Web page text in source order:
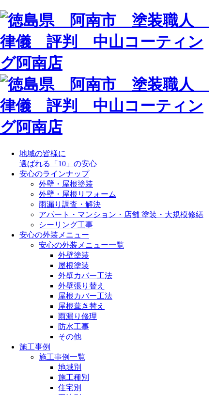
地域の皆様に
選ばれる「10」の安心
安心のラインナップ
外壁・屋根塗装
外壁・屋根リフォーム
雨漏り調査・解決
アパート・マンション・店舗 塗装・大規模修繕
シーリング工事
安心の外装メニュー
安心の外装メニュー一覧
外壁塗装
屋根塗装
外壁カバー工法
外壁張り替え
屋根カバー工法
屋根葺き替え
雨漏り修理
防水工事
その他
施工事例
施工事例一覧
地域別
施工種別
住宅別